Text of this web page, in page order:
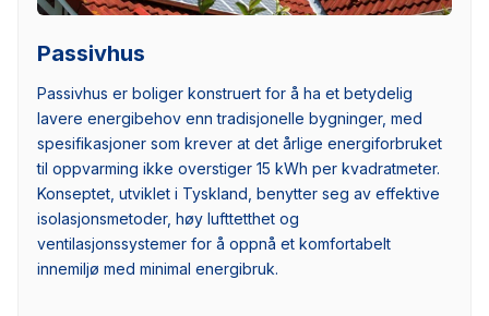
Passivhus
Passivhus er boliger konstruert for å ha et betydelig
lavere energibehov enn tradisjonelle bygninger, med
spesifikasjoner som krever at det årlige energiforbruket
til oppvarming ikke overstiger 15 kWh per kvadratmeter.
Konseptet, utviklet i Tyskland, benytter seg av effektive
isolasjonsmetoder, høy lufttetthet og
ventilasjonssystemer for å oppnå et komfortabelt
innemiljø med minimal energibruk.